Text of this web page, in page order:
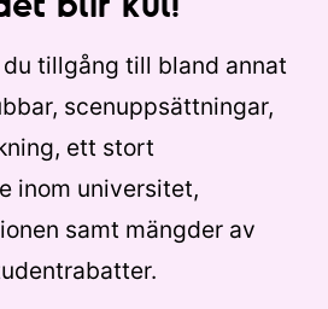
tillgång till bland annat
scenuppsättningar,
ett stort
inom universitet,
samt mängder av